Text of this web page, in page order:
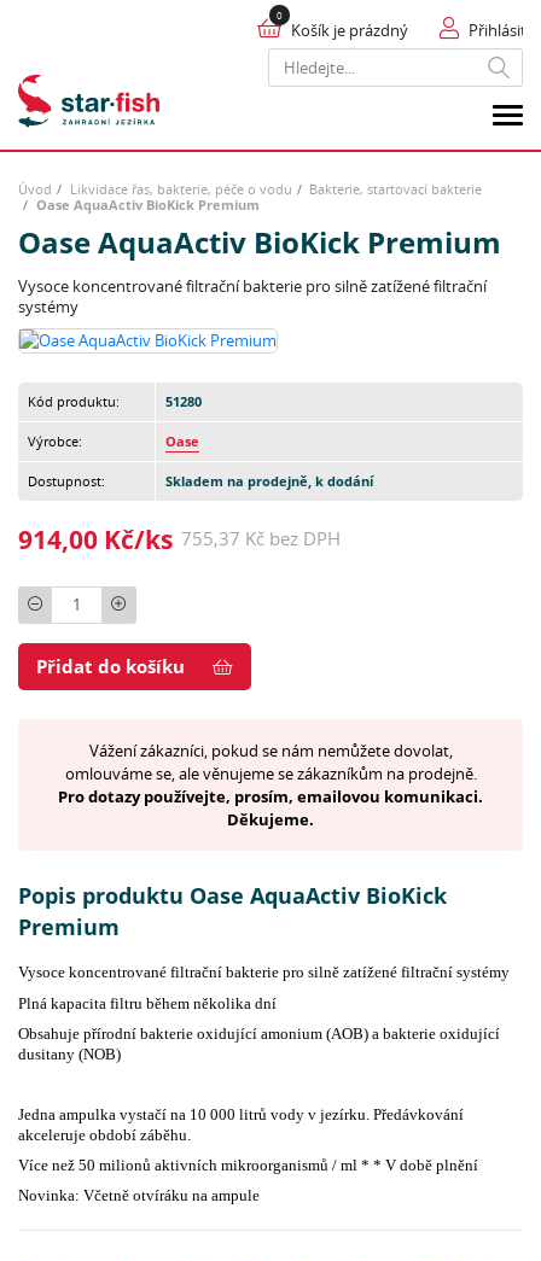
Hledat
Přihlásit
Košík je prázdný
Úvod Likvidace řas, bakterie, péče o vodu
Bakterie, startovací bakterie
Oase AquaActiv BioKick Premium
Oase AquaActiv BioKick Premium
Vysoce koncentrované filtrační bakterie pro silně zatížené filtrační
systémy
Kód produktu: 51280
Výrobce: Oase
Dostupnost: Skladem na prodejně, k dodání
914,00 Kč/ks 755,37 Kč bez DPH
Počet
Přidat do košíku
Vážení zákazníci, pokud se nám nemůžete dovolat,
omlouváme se, ale věnujeme se zákazníkům na prodejně.
Pro dotazy používejte, prosím, emailovou komunikaci.
Děkujeme.
Popis produktu Oase AquaActiv BioKick
Premium
Vysoce koncentrované filtrační bakterie pro silně zatížené filtrační systémy
Plná kapacita filtru během několika dní
Obsahuje přírodní bakterie oxidující amonium (AOB) a bakterie oxidující
dusitany (NOB)
Jedna ampulka vystačí na 10 000 litrů vody v jezírku. Předávkování
akceleruje období záběhu.
Více než 50 milionů aktivních mikroorganismů / ml * * V době plnění
Novinka: Včetně otvíráku na ampule